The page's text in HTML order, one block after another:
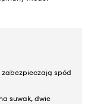
zabezpieczają spód
suwak, dwie